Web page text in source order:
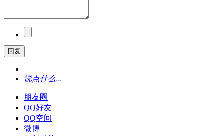
回复
说点什么...
朋友圈
QQ好友
QQ空间
微博